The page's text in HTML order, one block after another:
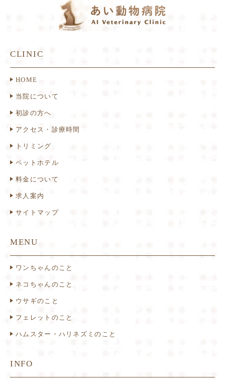
CLINIC
HOME
当院について
初診の方へ
アクセス・診療時間
トリミング
ペットホテル
料金について
求人案内
サイトマップ
MENU
ワンちゃんのこと
ネコちゃんのこと
ウサギのこと
フェレットのこと
ハムスター・ハリネズミのこと
INFO